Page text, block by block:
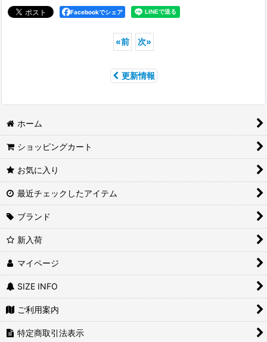
Facebookでシェア
«前 次»
更新情報
ホーム
ショッピングカート
お気に入り
最近チェックしたアイテム
ブランド
新入荷
マイページ
SIZE INFO
ご利用案内
特定商取引法表示